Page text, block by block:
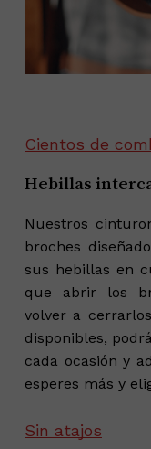
Cientos de
Hebillas
Nuestros
broches
sus hebillas en
que abrir los
volver a
disponibles,
cada ocasión y
esperes más y
Sin atajos